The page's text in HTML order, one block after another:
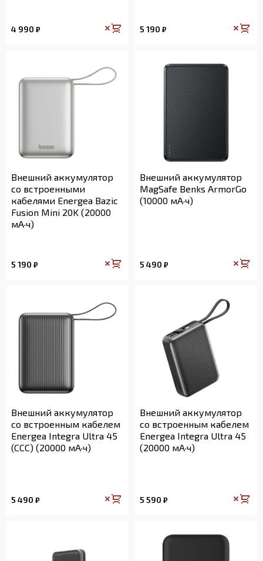
4 990 ₽ 5 190 ₽
Внешний аккумулятор
со встроенными
кабелями Energea Bazic
Fusion Mini 20K (20000
мА·ч)
5 190 ₽
Внешний аккумулятор
MagSafe Benks ArmorGo
(10000 мА·ч)
5 490 ₽
Внешний аккумулятор
со встроенным кабелем
Energea Integra Ultra 45
(CCC) (20000 мА·ч)
5 490 ₽
Внешний аккумулятор
со встроенным кабелем
Energea Integra Ultra 45
(20000 мА·ч)
5 590 ₽